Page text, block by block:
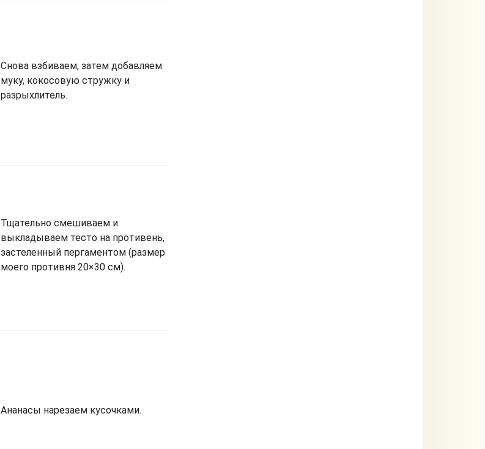
Снова взбиваем, затем добавляем
муку, кокосовую стружку и
разрыхлитель.
Тщательно смешиваем и
выкладываем тесто на противень,
застеленный пергаментом (размер
моего противня 20×30 см).
Ананасы нарезаем кусочками.